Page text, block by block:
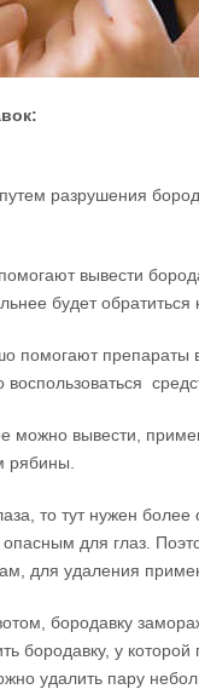
разрушения
вывести
будет обратиться
помогают препараты
воспользоваться
можно вывести,
рябины.
то тут нужен
для глаз.
для удаления
бородавку
бородавку, у которой
удалить пару